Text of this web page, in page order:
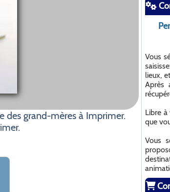
des grand-mères à Imprimer.
Vous
lieux,
Après
Libre
que
Vous